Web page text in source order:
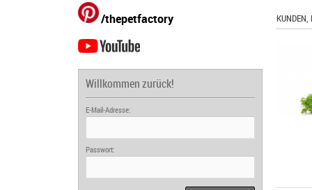
KUNDEN,
/thepetfactory
Willkommen zurück!
E-Mail-Adresse:
Passwort: